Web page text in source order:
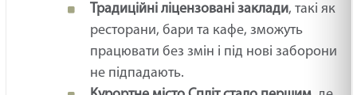
Традиційні ліцензовані заклади, такі як
ресторани, бари та кафе, зможуть
працювати без змін і під нові заборони
не підпадають.